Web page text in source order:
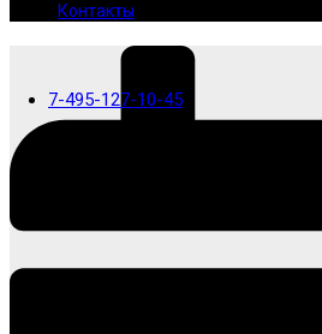
7-495-127-10-45
Контакты